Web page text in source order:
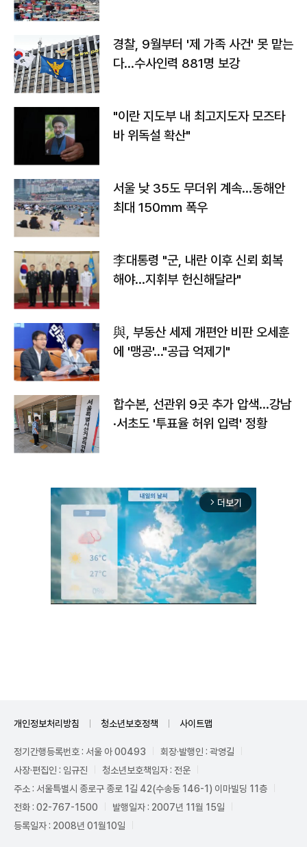
경찰, 9월부터 '제 가족 사건' 못 맡는
다…수사인력 881명 보강
"이란 지도부 내 최고지도자 모즈타
바 위독설 확산"
서울 낮 35도 무더위 계속…동해안
최대 150㎜ 폭우
李대통령 "군, 내란 이후 신뢰 회복
해야…지휘부 헌신해달라"
與, 부동산 세제 개편안 비판 오세훈
에 '맹공'…"공급 억제기"
합수본, 선관위 9곳 추가 압색…강남
·서초도 '투표율 허위 입력' 정황
arrow_forward_ios 더보기
개인정보처리방침 청소년보호정책 사이트맵
정기간행등록번호 : 서울 아 00493
회장·발행인 : 곽영길
사장·편집인 : 임규진
청소년보호책임자 : 전운
주소 : 서울특별시 종로구 종로 1길 42(수송동 146-1) 이마빌딩 11층
전화 : 02-767-1500
발행일자 : 2007년 11월 15일
등록일자 : 2008년 01월10일